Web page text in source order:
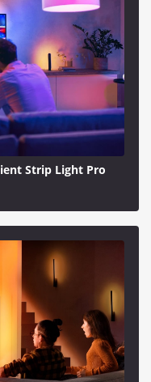
Strip Light Pro